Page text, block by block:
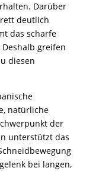
Darüber
deutlich
das scharfe
greifen
diesen
natürliche
der
unterstützt das
bei langen,